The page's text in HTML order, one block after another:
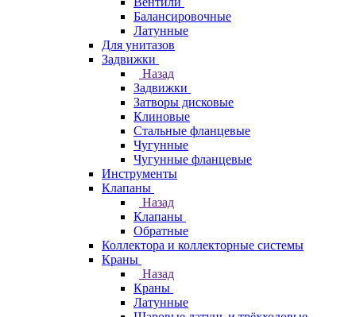
Балансировочные
Латунные
Для унитазов
Задвижки
Назад
Задвижки
Затворы дисковые
Клиновые
Стальные фланцевые
Чугунные
Чугунные фланцевые
Инструменты
Клапаны
Назад
Клапаны
Обратные
Коллектора и коллекторные системы
Краны
Назад
Краны
Латунные